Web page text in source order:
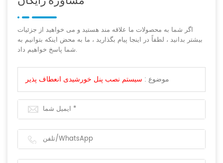
اگر شما به محصولات ما علاقه مند هستید و می خواهید از جزئیات
بیشتر بدانید ، لطفاً در اینجا پیام بگذارید ، ما به محض اینكه بتوانیم به
شما پاسخ خواهیم داد.
موضوع : سیستم نصب پنل خورشیدی انعطاف پذیر